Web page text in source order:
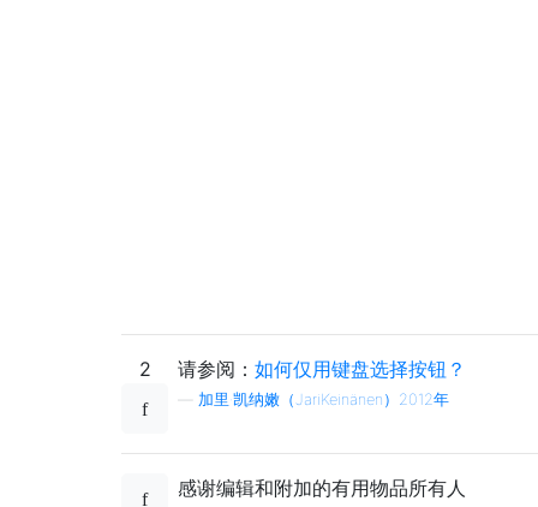
2 请参阅： 如何仅用键盘选择按钮？
加里·凯纳嫩（JariKeinänen）2012年
感谢编辑和附加的有用物品所有人